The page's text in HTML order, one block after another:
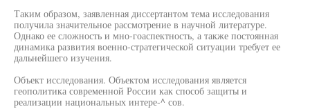
Таким образом, заявленная диссертантом тема исследования
получила значительное рассмотрение в научной литературе.
Однако ее сложность и мно-гоаспектность, а также постоянная
динамика развития военно-стратегической ситуации требует ее
дальнейшего изучения.
Объект исследования. Объектом исследования является
геополитика современной России как способ защиты и
реализации национальных интере-^ сов.